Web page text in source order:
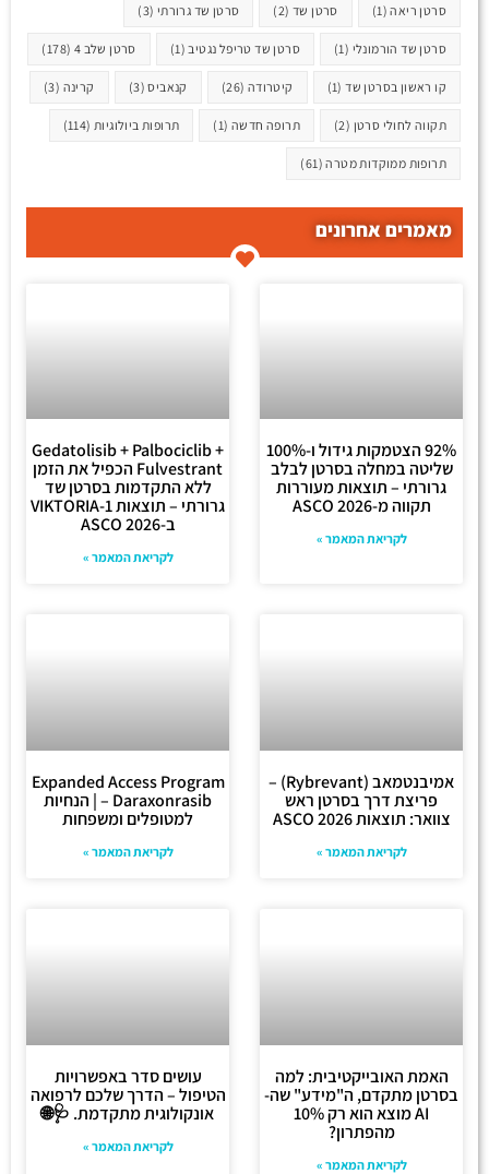
סרטן ריאה(1) סרטן שד (2) סרטן שד גרורתי (3)
סרטן שד הורמונלי (1) סרטן שד טריפל נגטיב(1) סרטן שלב 4 (178)
קו ראשון בסרטן שד(1) קיטרודה (26) קנאביס(3) קרינה (3)
תקווה לחולי סרטן (2) תרופה חדשה (1) תרופות ביולוגיות (114)
תרופות ממוקדות מטרה(61)
מאמרים אחרונים
92% הצטמקות גידול ו-100%
שליטה במחלה בסרטן לבלב
גרורתי – תוצאות מעוררות
תקווה מ-ASCO 2026
לקריאת המאמר »
Gedatolisib + Palbociclib +
Fulvestrant הכפיל את הזמן
ללא התקדמות בסרטן שד
גרורתי – תוצאות VIKTORIA-1
ב-ASCO 2026
לקריאת המאמר »
אמיבנטמאב (Rybrevant) –
פריצת דרך בסרטן ראש
צוואר: תוצאות ASCO 2026
לקריאת המאמר »
Expanded Access Program
– Daraxonrasib | הנחיות
למטופלים ומשפחות
לקריאת המאמר »
האמת האובייקטיבית: למה
בסרטן מתקדם, ה"מידע" שה-
AI מוצא הוא רק 10%
מהפתרון?
לקריאת המאמר »
עושים סדר באפשרויות
הטיפול – הדרך שלכם לרפואה
אונקולוגית מתקדמת. 🩺🌐
לקריאת המאמר »